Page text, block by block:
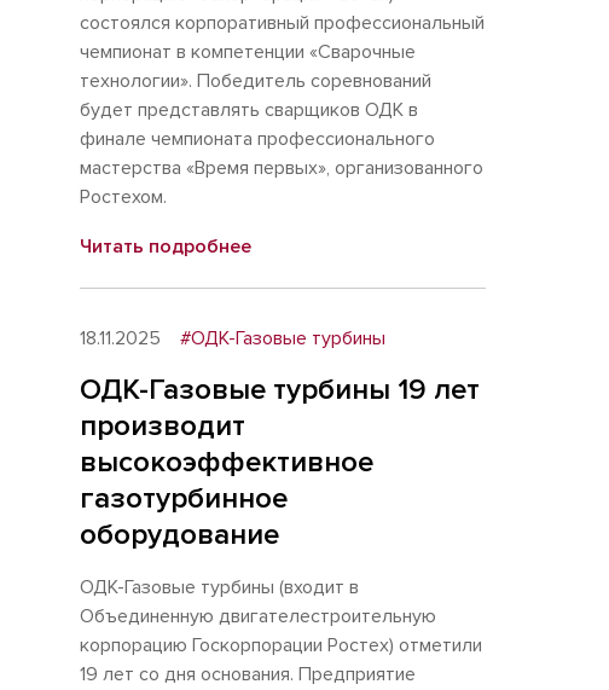
состоялся корпоративный профессиональный
чемпионат в компетенции «Сварочные
технологии». Победитель соревнований
будет представлять сварщиков ОДК в
финале чемпионата профессионального
мастерства «Время первых», организованного
Ростехом.
Читать подробнее
18.11.2025 #ОДК-Газовые турбины
ОДК-Газовые турбины 19 лет
производит
высокоэффективное
газотурбинное
оборудование
ОДК-Газовые турбины (входит в
Объединенную двигателестроительную
корпорацию Госкорпорации Ростех) отметили
19 лет со дня основания. Предприятие